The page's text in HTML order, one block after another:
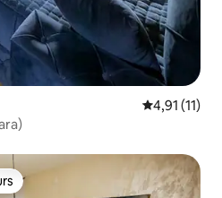
Évaluation
4,91 (11)
plus appréciés